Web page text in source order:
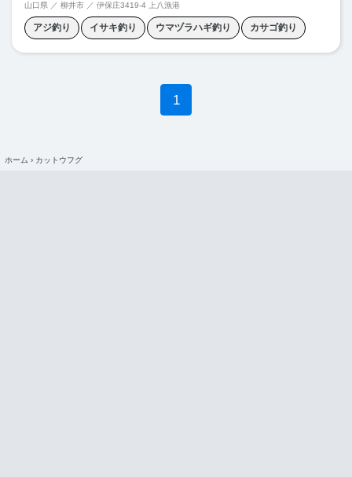
山口県 ／ 柳井市 ／ 伊保庄3419-4 上八漁港
アジ釣り イサキ釣り ウマヅラハギ釣り カサゴ釣り
カワハギ釣り ハタ釣り マダイ釣り 五目釣り
1
ホーム › カットウフグ